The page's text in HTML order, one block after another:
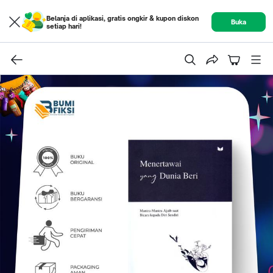
Belanja di aplikasi, gratis ongkir & kupon diskon
setiap hari!
Buka